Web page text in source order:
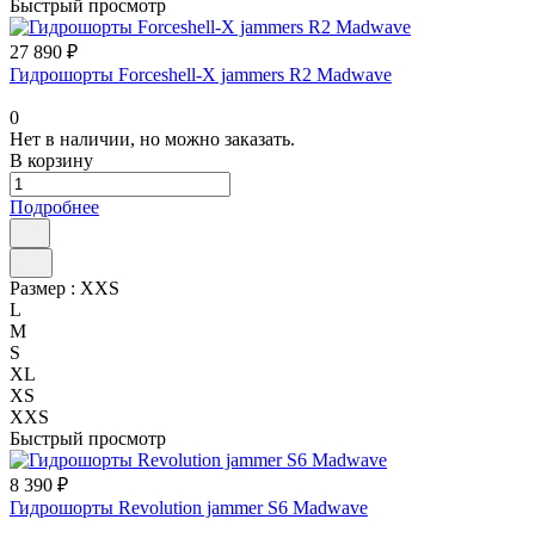
Быстрый просмотр
27 890 ₽
Гидрошорты Forceshell-X jammers R2 Madwave
0
Нет в наличии, но можно заказать.
В корзину
Подробнее
Размер : XXS
L
M
S
XL
XS
XXS
Быстрый просмотр
8 390 ₽
Гидрошорты Revolution jammer S6 Madwave